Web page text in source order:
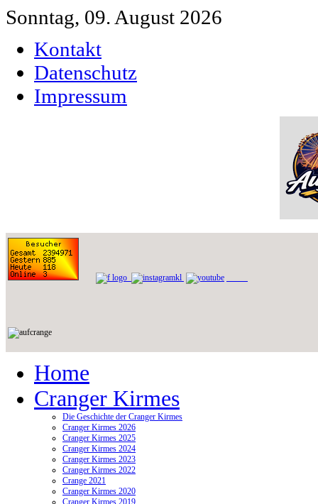
Sonntag, 09. August 2026
Kontakt
Datenschutz
Impressum
Home
Cranger Kirmes
Die Geschichte der Cranger Kirmes
Cranger Kirmes 2026
Cranger Kirmes 2025
Cranger Kirmes 2024
Cranger Kirmes 2023
Cranger Kirmes 2022
Crange 2021
Cranger Kirmes 2020
Cranger Kirmes 2019